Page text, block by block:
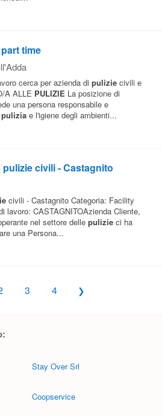
time
cerca per azienda di pulizie civili e
A ALLE PULIZIE La posizione di
una persona responsabile e
pulizia e l'igiene degli ambienti...
civili - Castagnito
civili - Castagnito Categoria: Facility
lavoro: CASTAGNITOAzienda Cliente,
nel settore delle pulizie ci ha
una Persona...
3 4
Stay Over Srl
Coopservice